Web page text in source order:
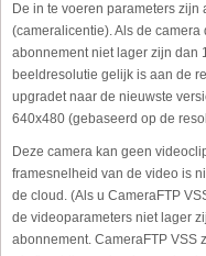
De in te voeren parameters
(cameralicentie). Als de
abonnement niet lager zijn dan
beeldresolutie gelijk is aan de
upgradet naar de nieuwste
640x480 (gebaseerd op de
Deze camera kan geen
framesnelheid van de video is
de cloud. (Als u CameraFTP
de videoparameters niet lager
abonnement. CameraFTP VSS